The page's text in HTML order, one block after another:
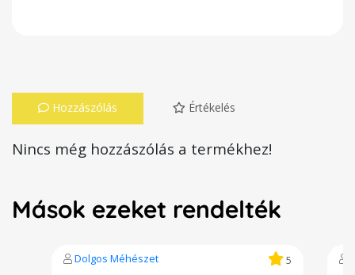
Hozzászólás Értékelés
Nincs még hozzászólás a termékhez!
Mások ezeket rendelték
Dolgos Méhészet 5